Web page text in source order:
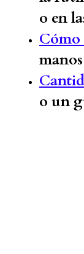
o en
Cómo
o un